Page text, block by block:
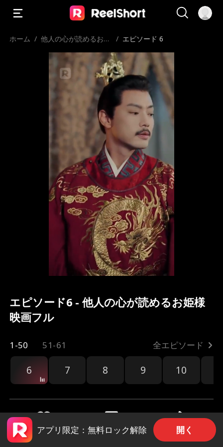
ホーム / 他人の心が読めるお姫
/ エピソード 6
エピソード6 - 他人の心が読めるお姫様
映画フル
1-50 51-61 全エピソード
6 7 8 9 10
143 2.5k 共有
アプリ限定：無料ロック解除 開く